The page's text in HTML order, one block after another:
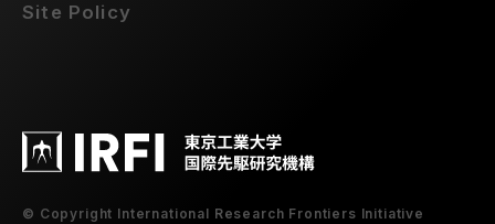
Site Policy
© Copyright International Research Frontiers Initiative